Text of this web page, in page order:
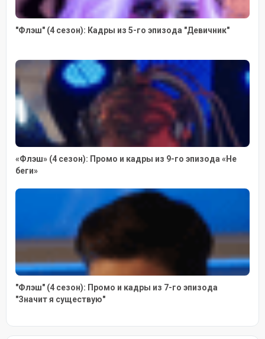
"Флэш" (4 сезон): Кадры из 5-го эпизода "Девичник"
«Флэш» (4 сезон): Промо и кадры из 9-го эпизода «Не
беги»
"Флэш" (4 сезон): Промо и кадры из 7-го эпизода
"Значит я существую"